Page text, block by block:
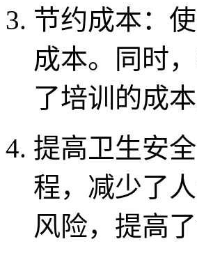
节约成本：
成本。同时
了培训的成本
提高卫生安
程，减少了
风险，提高